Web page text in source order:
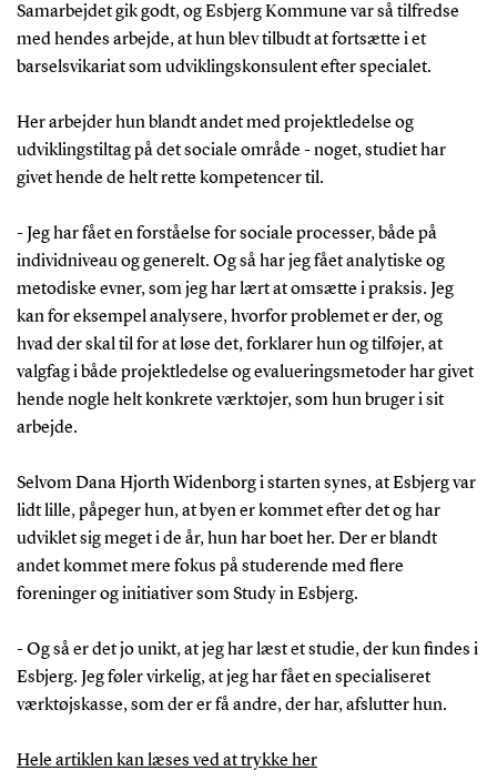
Samarbejdet gik godt, og Esbjerg Kommune var så tilfredse
med hendes arbejde, at hun blev tilbudt at fortsætte i et
barselsvikariat som udviklingskonsulent efter specialet.
Her arbejder hun blandt andet med projektledelse og
udviklingstiltag på det sociale område - noget, studiet har
givet hende de helt rette kompetencer til.
- Jeg har fået en forståelse for sociale processer, både på
individniveau og generelt. Og så har jeg fået analytiske og
metodiske evner, som jeg har lært at omsætte i praksis. Jeg
kan for eksempel analysere, hvorfor problemet er der, og
hvad der skal til for at løse det, forklarer hun og tilføjer, at
valgfag i både projektledelse og evalueringsmetoder har givet
hende nogle helt konkrete værktøjer, som hun bruger i sit
arbejde.
Selvom Dana Hjorth Widenborg i starten synes, at Esbjerg var
lidt lille, påpeger hun, at byen er kommet efter det og har
udviklet sig meget i de år, hun har boet her. Der er blandt
andet kommet mere fokus på studerende med flere
foreninger og initiativer som Study in Esbjerg.
- Og så er det jo unikt, at jeg har læst et studie, der kun findes i
Esbjerg. Jeg føler virkelig, at jeg har fået en specialiseret
værktøjskasse, som der er få andre, der har, afslutter hun.
Hele artiklen kan læses ved at trykke her